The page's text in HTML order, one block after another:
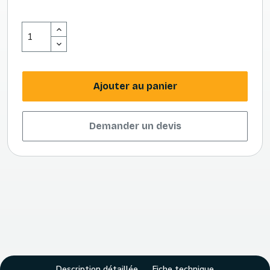
Ajouter au panier
Demander un devis